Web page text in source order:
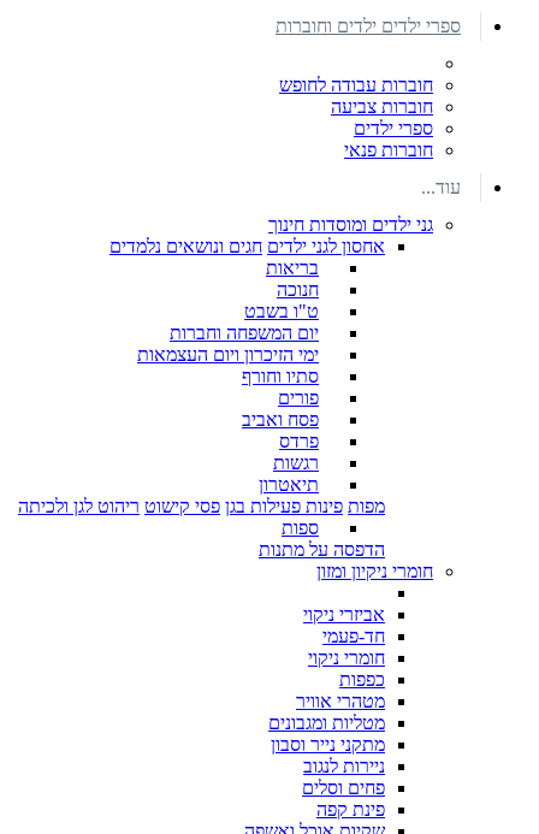
ספרי ילדים ילדים וחוברות
חוברות עבודה לחופש
חוברות צביעה
ספרי ילדים
חוברות פנאי
עוד...
גני ילדים ומוסדות חינוך
אחסון לגני ילדים חגים ונושאים נלמדים
בריאות
חנוכה
ט"ו בשבט
יום המשפחה וחברות
ימי הזיכרון ויום העצמאות
סתיו וחורף
פורים
פסח ואביב
פרדס
רגשות
תיאטרון
מפות פינות פעילות בגן פסי קישוט ריהוט לגן ולכיתה
ספות
הדפסה על מתנות
חומרי ניקיון ומזון
אביזרי ניקוי
חד-פעמי
חומרי ניקוי
כפפות
מטהרי אוויר
מטליות ומגבונים
מתקני נייר וסבון
ניירות לנגוב
פחים וסלים
פינת קפה